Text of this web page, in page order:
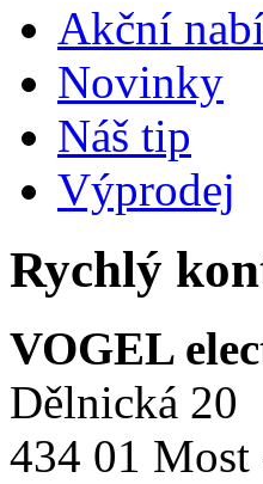
Akční
Novinky
Náš tip
Výprodej
Rychlý
VOGEL
Dělnická 20
434 01 Most